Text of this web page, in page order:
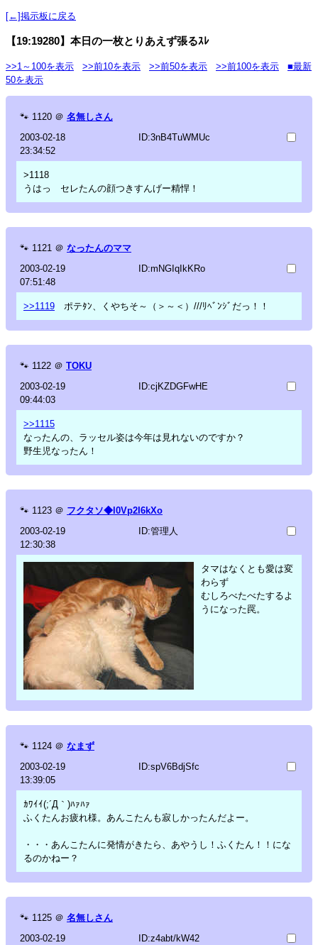
[←]掲示板に戻る
【19:19280】本日の一枚とりあえず張るｽﾚ
>>1～100を表示 >>前10を表示 >>前50を表示 >>前100を表示
■最新
50を表示
🐾 1120 ＠ 名無しさん
2003-02-18
23:34:52
ID:3nB4TuWMUc
>1118
うはっ セレたんの顔つきすんげー精悍！
🐾 1121 ＠ なったんのママ
2003-02-19
07:51:48
ID:mNGIqIkKRo
>>1119 ポテﾀﾝ、くやちそ～（＞～＜）///ﾘﾍﾞﾝｼﾞだっ！！
🐾 1122 ＠ TOKU
2003-02-19
09:44:03
ID:cjKZDGFwHE
>>1115
なったんの、ラッセル姿は今年は見れないのですか？
野生児なったん！
🐾 1123 ＠ フクタソ◆l0Vp2I6kXo
2003-02-19
12:30:38
ID:管理人
タマはなくとも愛は変
わらず
むしろべたべたするよ
うになった罠。
🐾 1124 ＠ なまず
2003-02-19
13:39:05
ID:spV6BdjSfc
ｶﾜｲｲ(;´Д｀)ﾊｧﾊｧ
ふくたんお疲れ様。あんこたんも寂しかったんだよー。
・・・あんこたんに発情がきたら、あやうし！ふくたん！！にな
るのかねー？
🐾 1125 ＠ 名無しさん
2003-02-19
ID:z4abt/kW42